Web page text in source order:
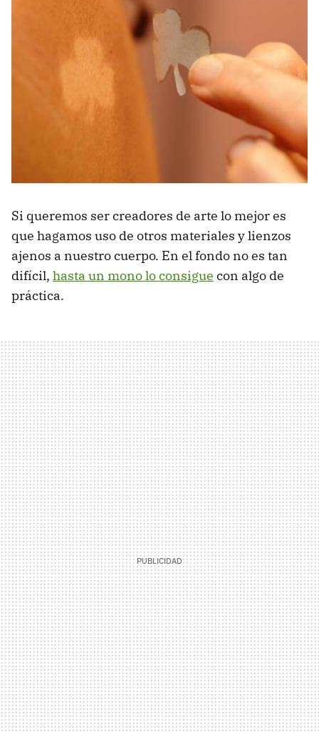
Si queremos ser creadores de arte lo mejor es
que hagamos uso de otros materiales y lienzos
ajenos a nuestro cuerpo. En el fondo no es tan
difícil, hasta un mono lo consigue con algo de
práctica.